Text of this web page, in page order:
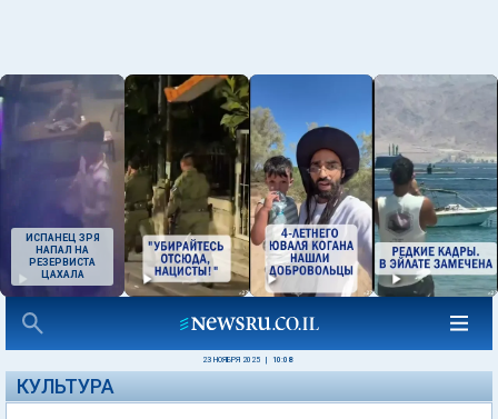
ИСПАНЕЦ ЗРЯ
НАПАЛ НА
РЕЗЕРВИСТА
ЦАХАЛА
23 НОЯБРЯ 2025 10:08
КУЛЬТУРА